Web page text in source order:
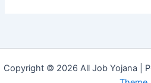
Copyright © 2026 All Job Yojana |